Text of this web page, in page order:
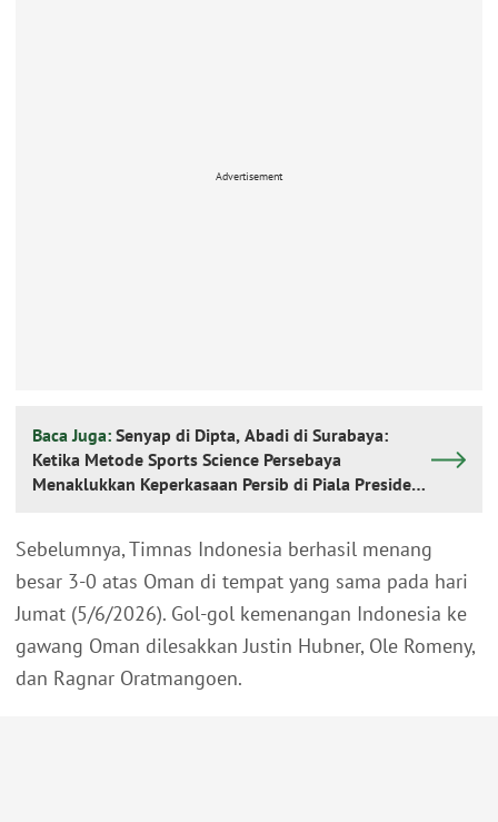
Advertisement
Baca Juga: Senyap di Dipta, Abadi di Surabaya:
Ketika Metode Sports Science Persebaya
Menaklukkan Keperkasaan Persib di Piala Presiden
Sebelumnya, Timnas Indonesia berhasil menang
besar 3-0 atas Oman di tempat yang sama pada hari
Jumat (5/6/2026). Gol-gol kemenangan Indonesia ke
gawang Oman dilesakkan Justin Hubner, Ole Romeny,
dan Ragnar Oratmangoen.